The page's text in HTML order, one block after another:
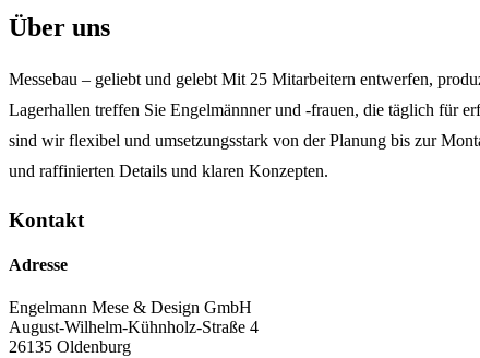
Über uns
Messebau – geliebt und gelebt Mit 25 Mitarbeitern entwerfen,
Lagerhallen treffen Sie Engelmännner und -frauen, die täglich für
sind wir flexibel und umsetzungsstark von der Planung bis zur
und raffinierten Details und klaren Konzepten.
Kontakt
Adresse
Engelmann Mese & Design GmbH
August-Wilhelm-Kühnholz-Straße 4
26135 Oldenburg